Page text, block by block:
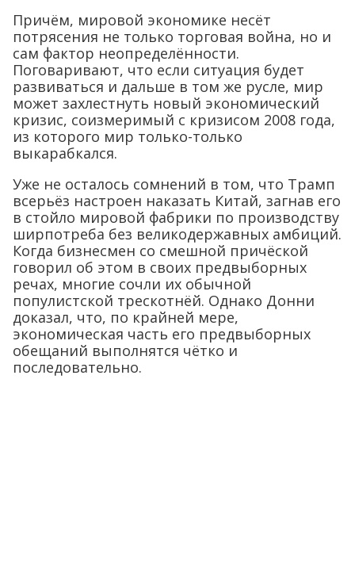
Причём, мировой экономике несёт
потрясения не только торговая война, но и
сам фактор неопределённости.
Поговаривают, что если ситуация будет
развиваться и дальше в том же русле, мир
может захлестнуть новый экономический
кризис, соизмеримый с кризисом 2008 года,
из которого мир только-только
выкарабкался.
Уже не осталось сомнений в том, что Трамп
всерьёз настроен наказать Китай, загнав его
в стойло мировой фабрики по производству
ширпотреба без великодержавных амбиций.
Когда бизнесмен со смешной причёской
говорил об этом в своих предвыборных
речах, многие сочли их обычной
популистской трескотнёй. Однако Донни
доказал, что, по крайней мере,
экономическая часть его предвыборных
обещаний выполнятся чётко и
последовательно.